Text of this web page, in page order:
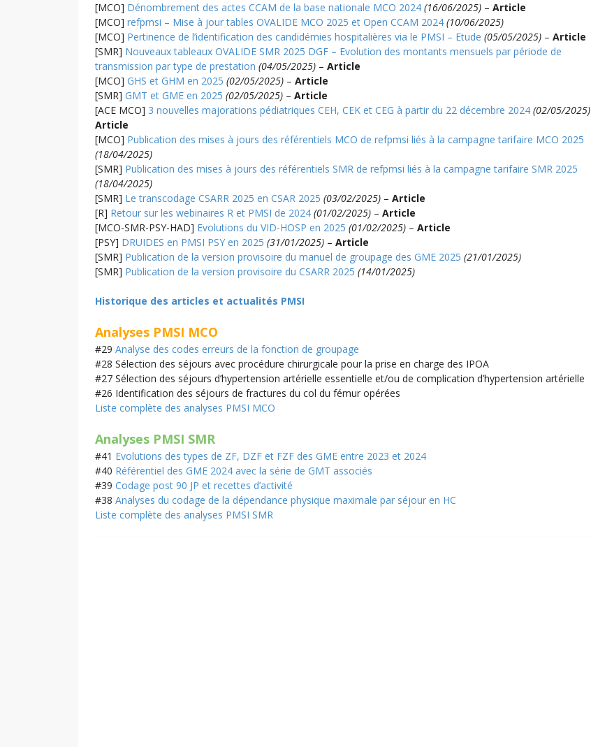
[MCO] Dénombrement des actes CCAM de la base nationale MCO 2024 (16/06/2025) – Article
[MCO] refpmsi – Mise à jour tables OVALIDE MCO 2025 et Open CCAM 2024 (10/06/2025)
[MCO] Pertinence de l’identification des candidémies hospitalières via le PMSI – Etude (05/05/2025) – Article
[SMR] Nouveaux tableaux OVALIDE SMR 2025 DGF – Evolution des montants mensuels par période de
transmission par type de prestation (04/05/2025) – Article
[MCO] GHS et GHM en 2025 (02/05/2025) – Article
[SMR] GMT et GME en 2025 (02/05/2025) – Article
[ACE MCO] 3 nouvelles majorations pédiatriques CEH, CEK et CEG à partir du 22 décembre 2024 (02/05/2025)
Article
[MCO] Publication des mises à jours des référentiels MCO de refpmsi liés à la campagne tarifaire MCO 2025
(18/04/2025)
[SMR] Publication des mises à jours des référentiels SMR de refpmsi liés à la campagne tarifaire SMR 2025
(18/04/2025)
[SMR] Le transcodage CSARR 2025 en CSAR 2025 (03/02/2025) – Article
[R] Retour sur les webinaires R et PMSI de 2024 (01/02/2025) – Article
[MCO-SMR-PSY-HAD] Evolutions du VID-HOSP en 2025 (01/02/2025) – Article
[PSY] DRUIDES en PMSI PSY en 2025 (31/01/2025) – Article
[SMR] Publication de la version provisoire du manuel de groupage des GME 2025 (21/01/2025)
[SMR] Publication de la version provisoire du CSARR 2025 (14/01/2025)
Historique des articles et actualités PMSI
Analyses PMSI MCO
#29 Analyse des codes erreurs de la fonction de groupage
#28 Sélection des séjours avec procédure chirurgicale pour la prise en charge des IPOA
#27 Sélection des séjours d’hypertension artérielle essentielle et/ou de complication d’hypertension artérielle
#26 Identification des séjours de fractures du col du fémur opérées
Liste complète des analyses PMSI MCO
Analyses PMSI SMR
#41 Evolutions des types de ZF, DZF et FZF des GME entre 2023 et 2024
#40 Référentiel des GME 2024 avec la série de GMT associés
#39 Codage post 90 JP et recettes d’activité
#38 Analyses du codage de la dépendance physique maximale par séjour en HC
Liste complète des analyses PMSI SMR